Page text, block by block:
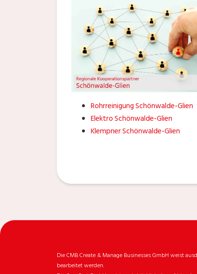
Rohrreinigung Schönwalde-Glien
Elektro Schönwalde-Glien
Klempner Schönwalde-Glien
Die CMB Create & Manage Businesses GmbH weist
bearbeitet werden.